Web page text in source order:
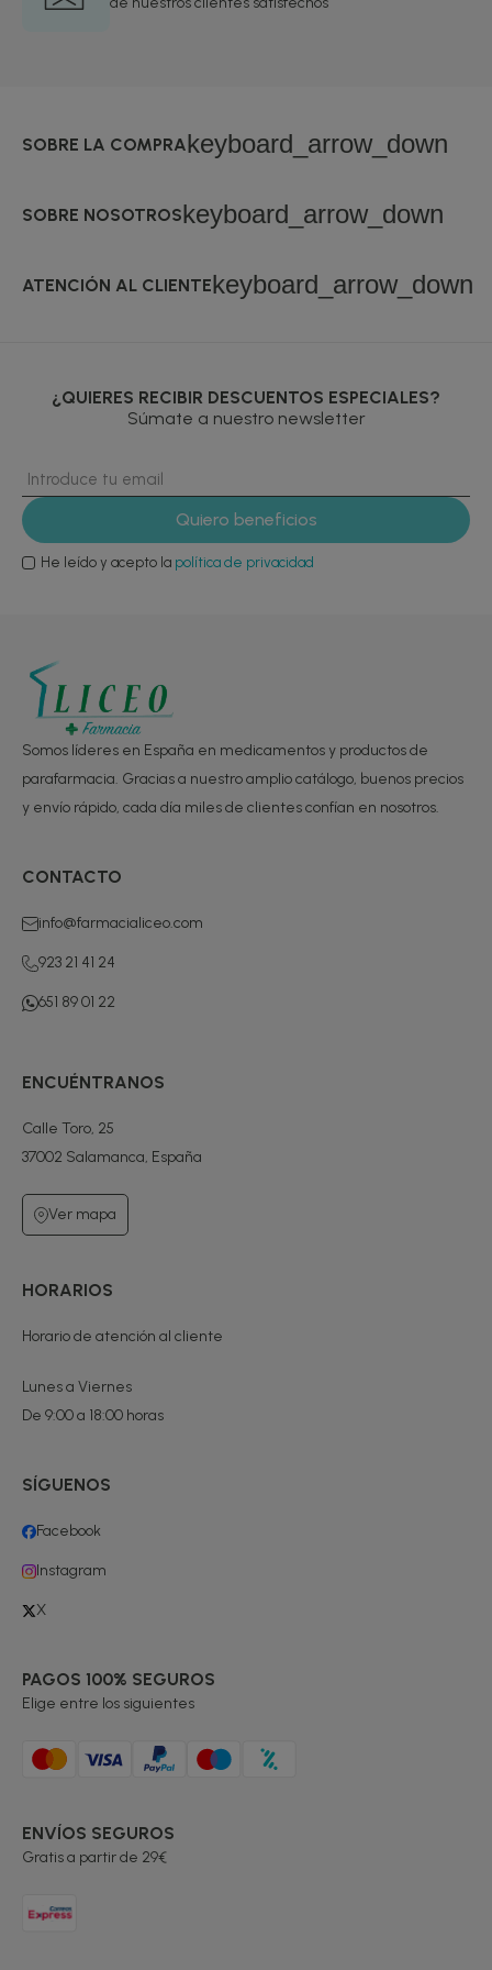
SOBRE LA COMPRAkeyboard_arrow_down
SOBRE NOSOTROSkeyboard_arrow_down
ATENCIÓN AL CLIENTEkeyboard_arrow_down
¿QUIERES RECIBIR DESCUENTOS ESPECIALES?
Súmate a nuestro newsletter
He leído y acepto la política de privacidad
Somos líderes en España en medicamentos y productos de
parafarmacia. Gracias a nuestro amplio catálogo, buenos precios
y envío rápido, cada día miles de clientes confían en nosotros.
CONTACTO
info@farmacialiceo.com
923 21 41 24
651 89 01 22
ENCUÉNTRANOS
Calle Toro, 25
37002 Salamanca, España
Ver mapa
HORARIOS
Horario de atención al cliente
Lunes a Viernes
De 9:00 a 18:00 horas
SÍGUENOS
Facebook
Instagram
X
PAGOS 100% SEGUROS
Elige entre los siguientes
ENVÍOS SEGUROS
Gratis a partir de 29€